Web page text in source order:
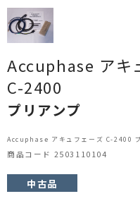
ヘッドフォン・イヤホン
AVアンプ
ＴＶ・レコーダー・プレーヤ
プロジェクター・スクリーン
サウンドバー・アンプ内蔵
Accuphase アキ
C-2400
プリアンプ
Accuphase アキュフェーズ C-2400
商品コード 2503110104
中古品